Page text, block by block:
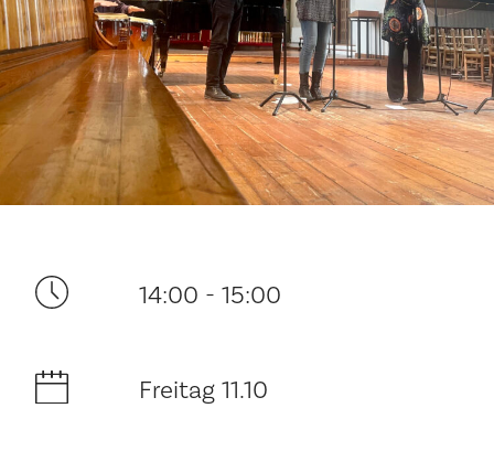
Ditt besøk
Musikk
Historie og arkitektur
14:00 - 15:00
Freitag 11.10